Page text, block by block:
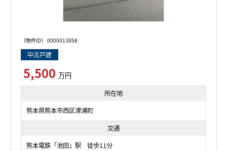
〔物件ID〕 0000013858
中古戸建
5,500 万円
所在地
熊本県熊本市西区津浦町
交通
熊本電鉄「池田」駅 徒歩11分